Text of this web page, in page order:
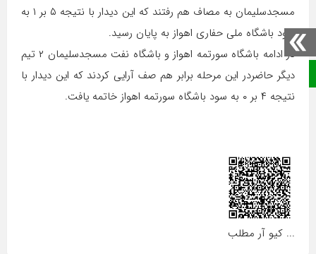
صفحه نخست
مسجدسلیمان به مصاف هم رفتند که این دیدار با نتیجه ۵ بر ۱ به
سود باشگاه ملی حفاری اهواز به پایان رسید.
در ادامه باشگاه سورتمه اهواز و باشگاه نفت مسجدسلیمان ۲ تیم
دیگر حاضردر این مرحله برابر هم صف آرایی کردند که این دیدار با
نتیجه ۴ بر ۰ به سود باشگاه سورتمه اهواز خاتمه یافت.
... کیو آر مطلب